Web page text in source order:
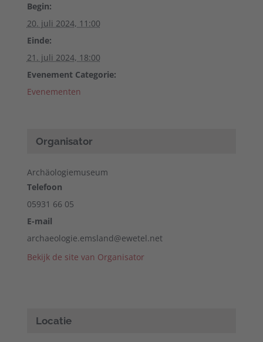
Begin:
20. juli 2024, 11:00
Einde:
21. juli 2024, 18:00
Evenement Categorie:
Evenementen
Organisator
Archäologiemuseum
Telefoon
05931 66 05
E-mail
archaeologie.emsland@ewetel.net
Bekijk de site van Organisator
Locatie